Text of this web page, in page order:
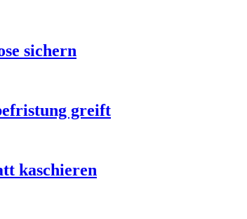
sichern
greift
kaschieren